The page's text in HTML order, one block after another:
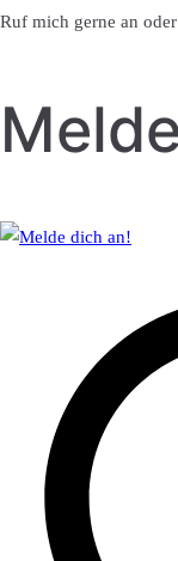
Ruf mich gerne an